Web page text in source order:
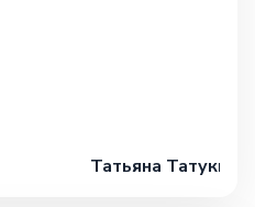
Татьяна Татукина